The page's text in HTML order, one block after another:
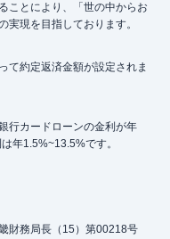
ことにより、「世の中からお
実現を目指しております。
て約定返済金額が設定されま
行カードローンの金利が年
年1.5%~13.5%です。
財務局長（15）第00218号